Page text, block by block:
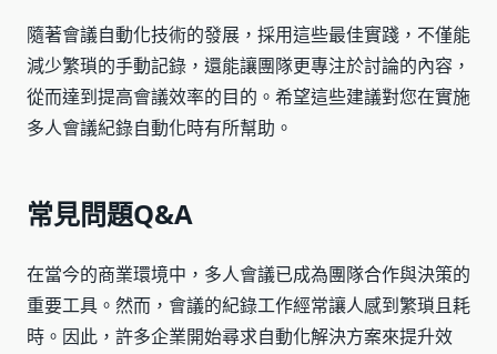
隨著會議自動化技術的發展，採用這些最佳實踐，不僅能
減少繁瑣的手動記錄，還能讓團隊更專注於討論的內容，
從而達到提高會議效率的目的。希望這些建議對您在實施
多人會議紀錄自動化時有所幫助。
常見問題Q&A
在當今的商業環境中，多人會議已成為團隊合作與決策的
重要工具。然而，會議的紀錄工作經常讓人感到繁瑣且耗
時。因此，許多企業開始尋求自動化解決方案來提升效